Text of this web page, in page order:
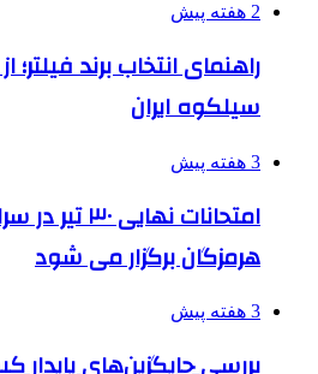
2 هفته پیش
راهنمای انتخاب برند فیلتر؛
سیلکوه ایران
3 هفته پیش
امتحانات
هرمزگان برگزار می شود
3 هفته پیش
بررسی جایگزین‌های